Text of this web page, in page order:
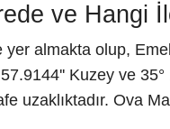
ve Hangi
yer almakta olup,
Kuzey ve
uzaklıktadır. Ova